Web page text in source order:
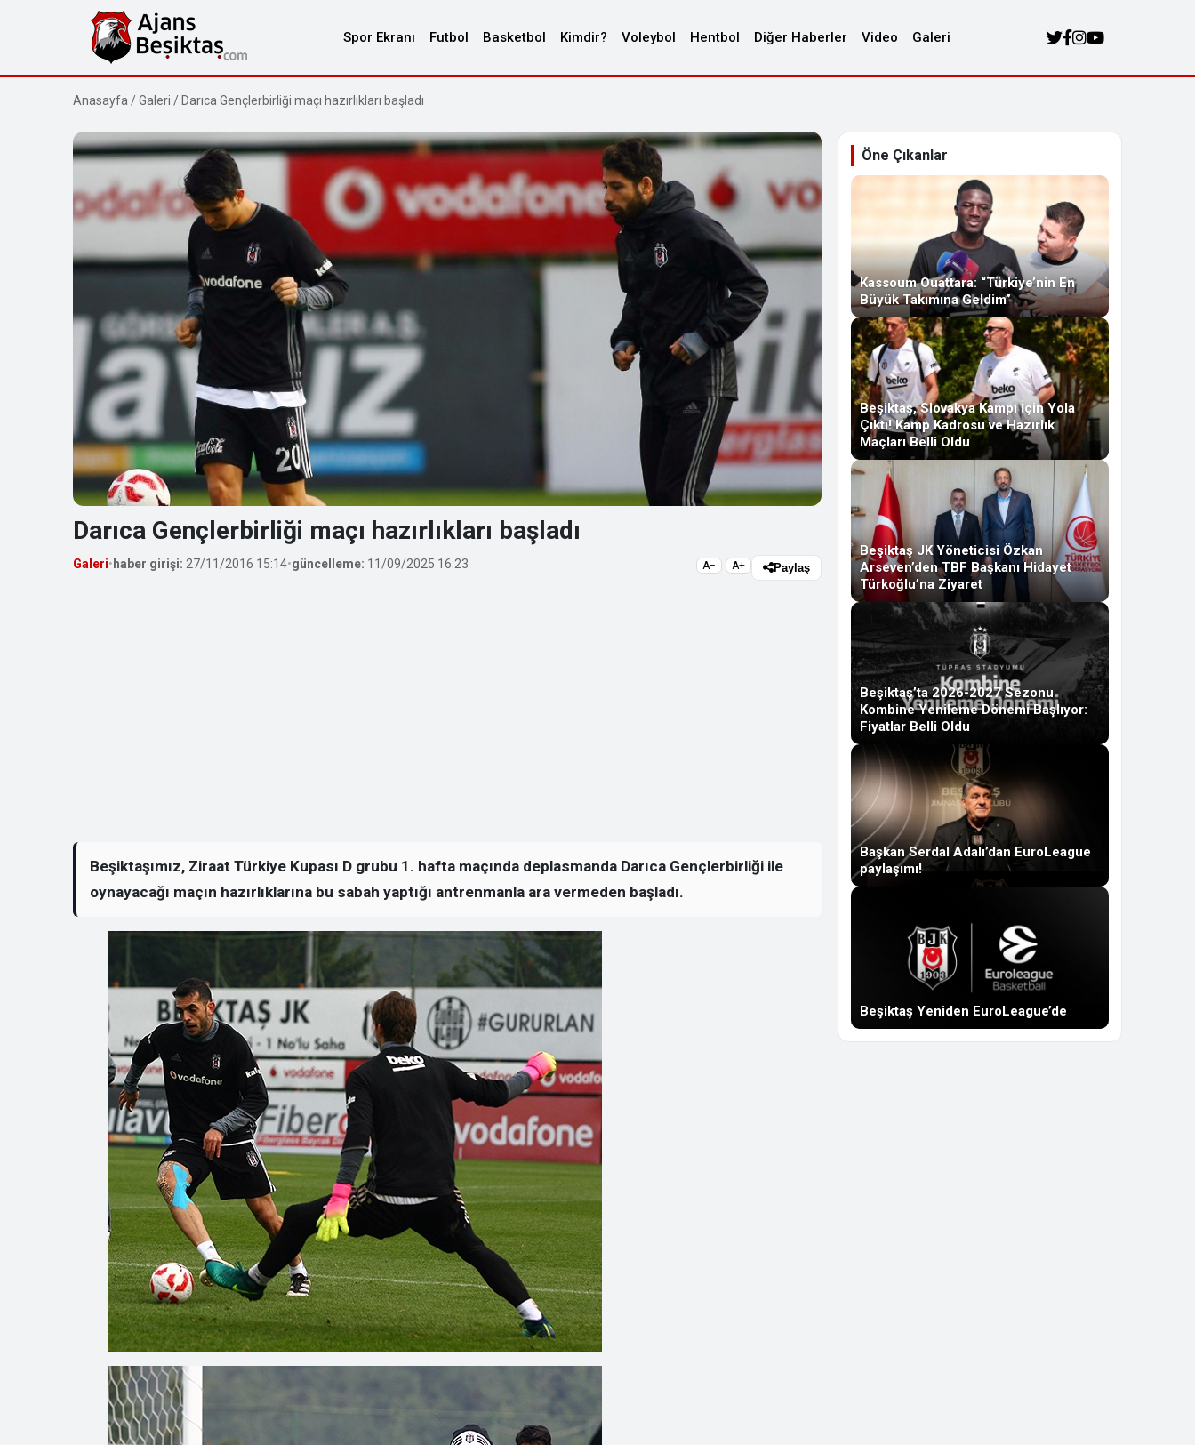
Spor Ekranı Futbol Basketbol Kimdir? Voleybol Hentbol Diğer Haberler Video Galeri
Anasayfa /Galeri / Darıca Gençlerbirliği maçı hazırlıkları başladı
Darıca Gençlerbirliği maçı hazırlıkları başladı
Galeri• haber girişi: 27/11/2016 15:14•güncelleme: 11/09/2025 16:23 A− A+ Paylaş
Beşiktaşımız, Ziraat Türkiye Kupası D grubu 1. hafta maçında deplasmanda Darıca Gençlerbirliği ile
oynayacağı maçın hazırlıklarına bu sabah yaptığı antrenmanla ara vermeden başladı.
Öne Çıkanlar
Kassoum Ouattara: “Türkiye’nin En
Büyük Takımına Geldim”
Beşiktaş, Slovakya Kampı İçin Yola
Çıktı! Kamp Kadrosu ve Hazırlık
Maçları Belli Oldu
Beşiktaş JK Yöneticisi Özkan
Arseven’den TBF Başkanı Hidayet
Türkoğlu’na Ziyaret
Beşiktaş’ta 2026-2027 Sezonu
Kombine Yenileme Dönemi Başlıyor:
Fiyatlar Belli Oldu
Başkan Serdal Adalı’dan EuroLeague
paylaşımı!
Beşiktaş Yeniden EuroLeague’de